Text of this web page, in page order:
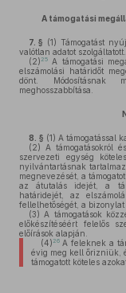
A támogatási
7. § (1) Támogatást
valótlan adatot szolgáltatott.
(2) 25 A támogatási
elszámolási határidőt
dönt. Módosításnak
meghosszabbítása.
8. § (1) A támogatással
(2) A támogatásokról
szervezeti egység
nyilvántartásnak
megnevezését, a
az átutalás idejét, a
határidejét, az
fellelhetőségét, a bizonylat
(3) A támogatások
előkészítéséért felelős
előírások alapján.
(4) 26A feleknek a
évig meg kell őrizniük,
támogatott köteles